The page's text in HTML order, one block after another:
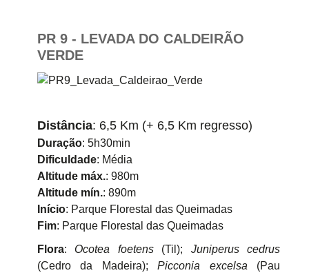
PR 9 - LEVADA DO CALDEIRÃO
VERDE
Distância: 6,5 Km (+ 6,5 Km regresso)
Duração: 5h30min
Dificuldade: Média
Altitude máx.: 980m
Altitude mín.: 890m
Início: Parque Florestal das Queimadas
Fim: Parque Florestal das Queimadas
Flora: Ocotea foetens(Til); Juniperus cedrus
(Cedro da Madeira);Picconia excelsa (Pau